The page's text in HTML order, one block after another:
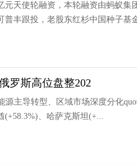
天使轮融资，本轮融资由蚂蚁集
丰跟投，老股东红杉中国种子基
罗斯高位盘整202
源主导转型、区域市场深度分化
(+58.3%)、哈萨克斯坦(+...